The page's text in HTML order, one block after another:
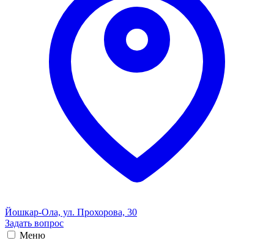
Йошкар-Ола, ул. Прохорова, 30
Задать вопрос
Меню